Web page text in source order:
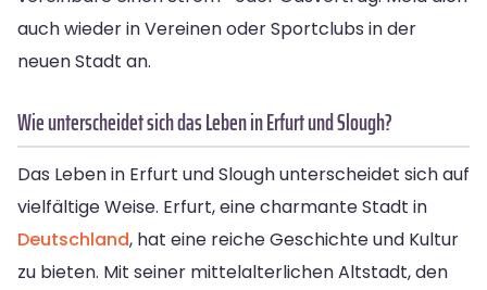
auch wieder in Vereinen oder Sportclubs in der
neuen Stadt an.
Wie unterscheidet sich das Leben in Erfurt und Slough?
Das Leben in Erfurt und Slough unterscheidet sich auf
vielfältige Weise. Erfurt, eine charmante Stadt in
Deutschland, hat eine reiche Geschichte und Kultur
zu bieten. Mit seiner mittelalterlichen Altstadt, den